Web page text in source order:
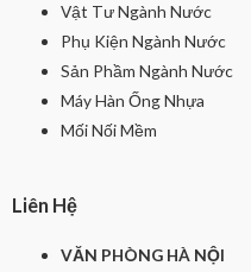
Vật Tư Ngành Nước
Phụ Kiện Ngành Nước
Sản Phầm Ngành Nước
Máy Hàn Ống Nhựa
Mối Nối Mềm
Liên Hệ
VĂN PHÒNG HÀ NỘI